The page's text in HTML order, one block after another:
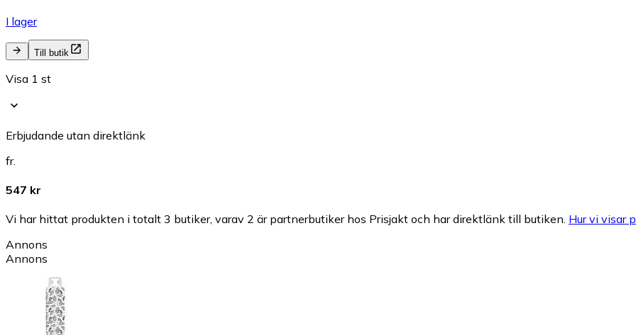
I lager
Till butik
Visa 1 st
Erbjudande utan direktlänk
fr.
547 kr
Vi har hittat produkten i totalt 3 butiker, varav 2 är partnerbutiker hos Prisjakt och har direktlänk till butiken. Hur vi visar
Annons
Annons